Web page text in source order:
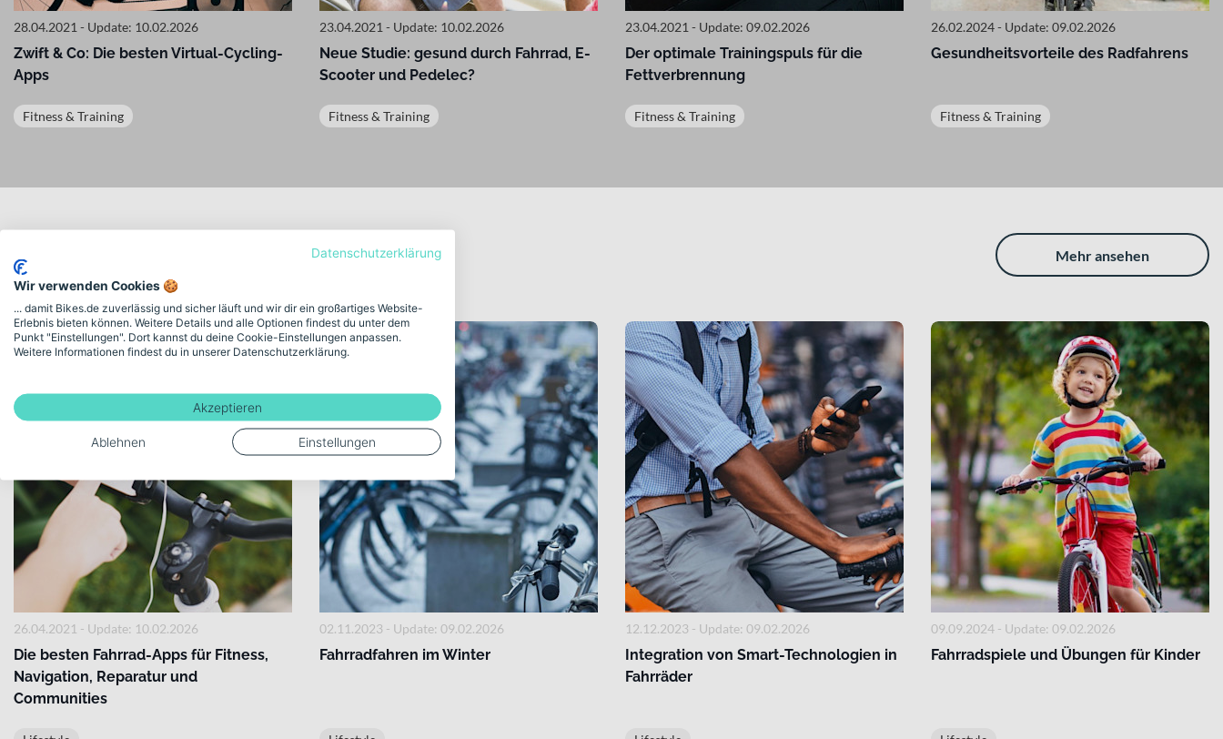
28.04.2021 - Update: 10.02.2026
Zwift & Co: Die besten Virtual-Cycling-
Apps
Fitness & Training
23.04.2021 - Update: 10.02.2026
Neue Studie: gesund durch Fahrrad, E-
Scooter und Pedelec?
Fitness & Training
23.04.2021 - Update: 09.02.2026
Der optimale Trainingspuls für die
Fettverbrennung
Fitness & Training
26.02.2024 - Update: 09.02.2026
Gesundheitsvorteile des Radfahrens
Fitness & Training
Mehr ansehen
26.04.2021 - Update: 10.02.2026
Die besten Fahrrad-Apps für Fitness,
Navigation, Reparatur und
Communities
02.11.2023 - Update: 09.02.2026
Fahrradfahren im Winter
12.12.2023 - Update: 09.02.2026
Integration von Smart-Technologien in
Fahrräder
09.09.2024 - Update: 09.02.2026
Fahrradspiele und Übungen für Kinder
Datenschutzerklärung
Wir verwenden Cookies 🍪
... damit Bikes.de zuverlässig und sicher läuft und wir dir ein großartiges Website-
Erlebnis bieten können. Weitere Details und alle Optionen findest du unter dem
Punkt "Einstellungen". Dort kannst du deine Cookie-Einstellungen anpassen.
Weitere Informationen findest du in unserer Datenschutzerklärung.
Akzeptieren
Ablehnen Einstellungen